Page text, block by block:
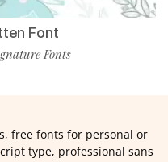
Font
Fonts
free fonts for personal or
type, professional sans